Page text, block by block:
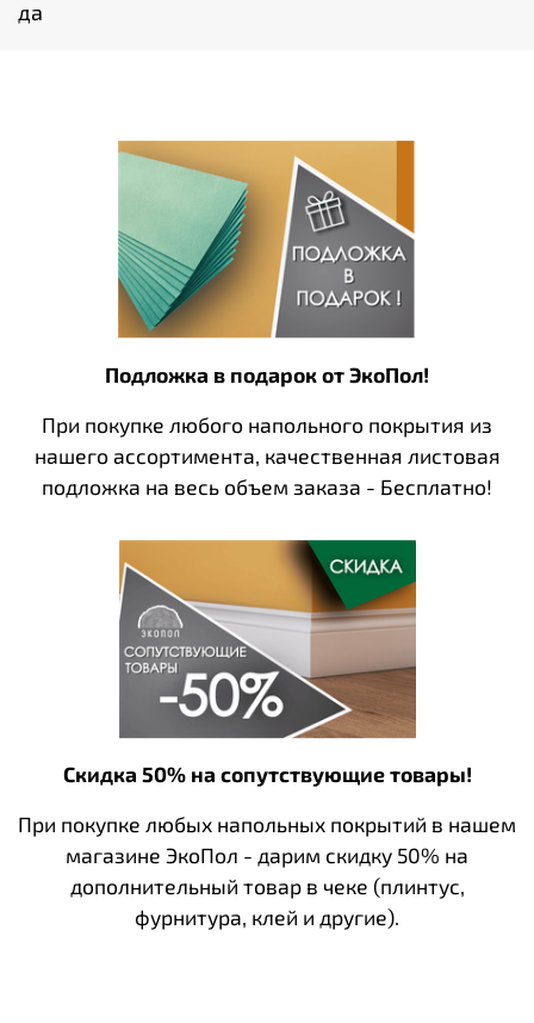
да
Подложка в подарок от ЭкоПол!
При покупке любого напольного покрытия из
нашего ассортимента, качественная листовая
подложка на весь объем заказа - Бесплатно!
Скидка 50% на сопутствующие товары!
При покупке любых напольных покрытий в нашем
магазине ЭкоПол - дарим скидку 50% на
дополнительный товар в чеке (плинтус,
фурнитура, клей и другие).